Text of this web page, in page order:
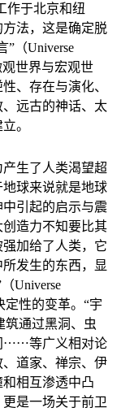
作于北京和纽
法，这是确定脱
”（Universe
世界与宏观世
、存在与演化、
远古的神话、太
立。
生了人类渴望超
球来说就是地球
引起的启示与震
造力不知要比其
加给了人类，它
发生的东西，显
Universe
定性的变革。“宇
筑通过黑洞、虫
⋯⋯等广义相对论
道家、禅宗、伊
相互渗透中凸
是一场关于前卫